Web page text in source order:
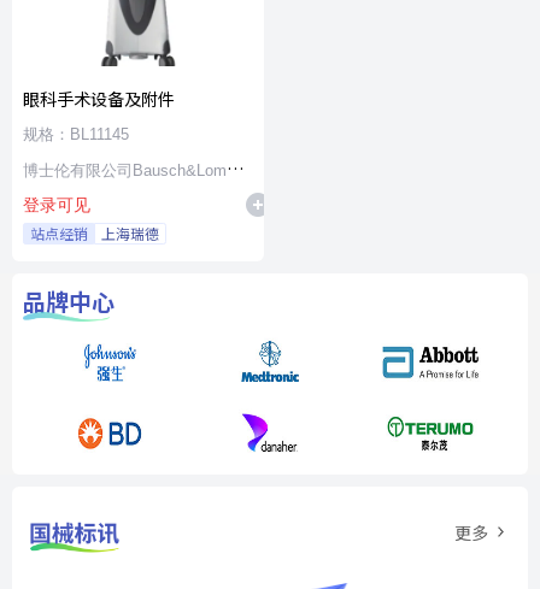
眼科手术设备及附件
规格：BL11145
博士伦有限公司Bausch&Lomb
Incorporated
登录可见
站点经销 上海瑞德
品牌中心